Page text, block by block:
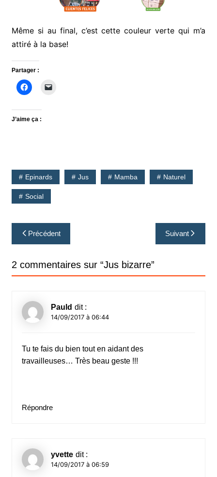
Même si au final, c’est cette couleur verte qui m’a
attiré à la base!
Partager :
J’aime ça :
Epinards Jus Mamba Naturel
Social
Navigation
de
l’article
Précédent Suivant
2 commentaires sur “Jus bizarre”
Pauld dit :
14/09/2017 à 06:44
Tu te fais du bien tout en aidant des
travailleuses… Très beau geste !!!
Répondre
yvette dit :
14/09/2017 à 06:59